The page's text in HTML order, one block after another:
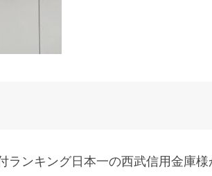
ランキング日本一の西武信用金庫